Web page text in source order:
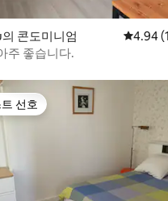
기 288개
콘도미니엄 평점4.94
주 좋습니다.
트 선호
선호